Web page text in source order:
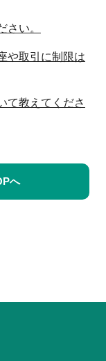
さい。
や取引に制限は
て教えてくださ
へ